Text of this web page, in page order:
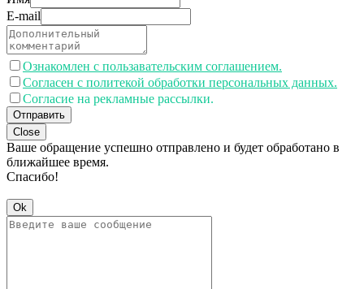
E-mail
Ознакомлен с пользавательским соглашением.
Согласен с политекой обработки персональных данных.
Согласие на рекламные рассылки.
Отправить
Close
Ваше обращение успешно отправлено и будет обработано в
ближайшее время.
Спасибо!
Ok